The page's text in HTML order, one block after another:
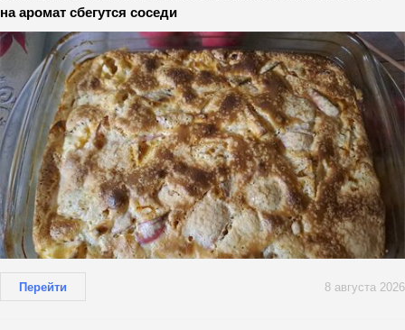
на аромат сбегутся соседи
Перейти 8 августа 2026